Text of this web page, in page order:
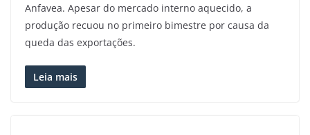
Anfavea. Apesar do mercado interno aquecido, a
produção recuou no primeiro bimestre por causa da
queda das exportações.
Leia mais